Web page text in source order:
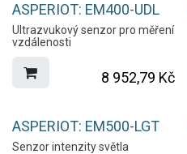
ASPERIOT: EM400-UDL
Ultrazvukový senzor pro měření
vzdálenosti
8 952,79 Kč
ASPERIOT: EM500-LGT
Senzor intenzity světla